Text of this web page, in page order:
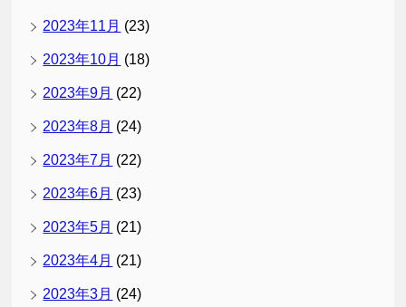
2023年11月 (23)
2023年10月 (18)
2023年9月 (22)
2023年8月 (24)
2023年7月 (22)
2023年6月 (23)
2023年5月 (21)
2023年4月 (21)
2023年3月 (24)